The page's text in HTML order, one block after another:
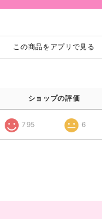
この商品をアプリで見る
ショップの評価
795 6